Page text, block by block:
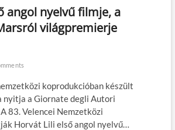
angol nyelvű filmje, a
világpremierje
koprodukcióban készült
nyitja a Giornate degli Autori
83. Velencei Nemzetközi
Horvát Lili első angol nyelvű…